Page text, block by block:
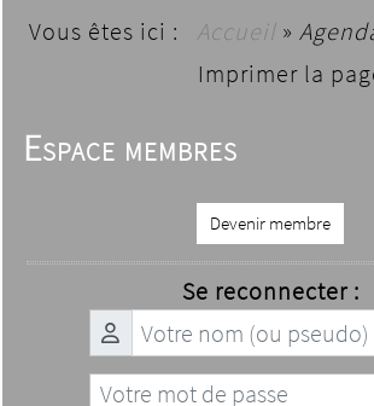
Vous êtes ici : Accueil »
Imprimer la
Espace membres
Devenir membre
Se reconnecter :